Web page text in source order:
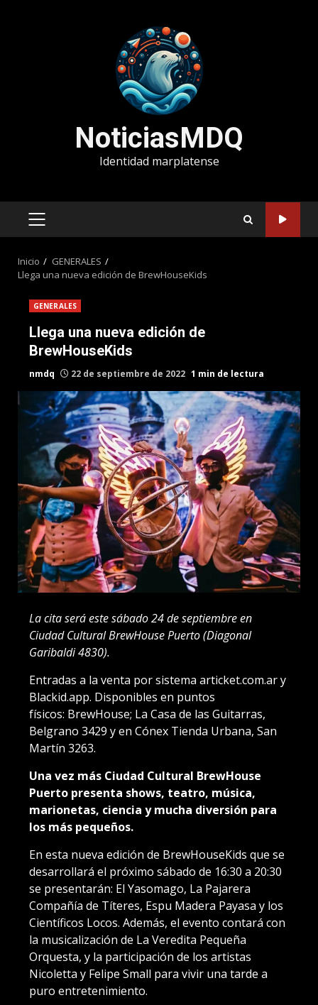
NoticiasMDQ
Identidad marplatense
MENÚ
Inicio
GENERALES
Llega una nueva edición de BrewHouseKids
GENERALES
Llega una nueva edición de
BrewHouseKids
nmdq 22 de septiembre de 2022 1 min de lectura
La cita será este sábado 24 de septiembre en
Ciudad Cultural BrewHouse Puerto (Diagonal
Garibaldi 4830).
Entradas a la venta por sistema articket.com.ar y
Blackid.app. Disponibles en puntos
físicos: BrewHouse; La Casa de las Guitarras,
Belgrano 3429 y en Cónex Tienda Urbana, San
Martín 3263.
Una vez más Ciudad Cultural BrewHouse
Puerto presenta shows, teatro, música,
marionetas, ciencia y mucha diversión para
los más pequeños.
En esta nueva edición de BrewHouseKids que se
desarrollará el próximo sábado de 16:30 a 20:30
se presentarán: El Yasomago, La Pajarera
Compañía de Títeres, Espu Madera Payasa y los
Científicos Locos. Además, el evento contará con
la musicalización de La Veredita Pequeña
Orquesta, y la participación de los artistas
Nicoletta y Felipe Small para vivir una tarde a
puro entretenimiento.